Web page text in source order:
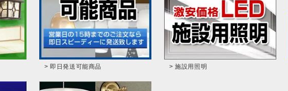
> 即日発送可能商品 > 施設用照明